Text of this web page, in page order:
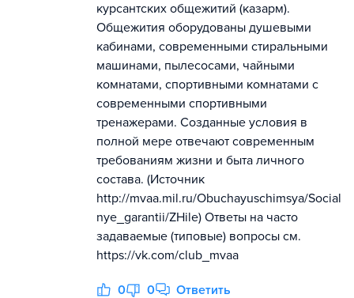
курсантских общежитий (казарм).
Общежития оборудованы душевыми
кабинами, современными стиральными
машинами, пылесосами, чайными
комнатами, спортивными комнатами с
современными спортивными
тренажерами. Созданные условия в
полной мере отвечают современным
требованиям жизни и быта личного
состава. (Источник
http://mvaa.mil.ru/Obuchayuschimsya/Social
nye_garantii/ZHile) Ответы на часто
задаваемые (типовые) вопросы см.
https://vk.com/club_mvaa
0 0 Ответить